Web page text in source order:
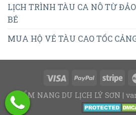
LỊCH TRÌNH TÀU CA NÔ TỪ
BÉ
MUA HỘ VÉ TÀU CAO TỐC
CẨM NANG DU LỊCH LÝ SƠN |